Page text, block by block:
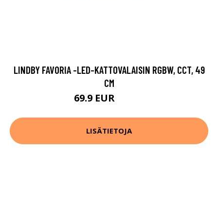
LINDBY FAVORIA -LED-KATTOVALAISIN RGBW, CCT, 49
CM
69.9 EUR
LISÄTIETOJA